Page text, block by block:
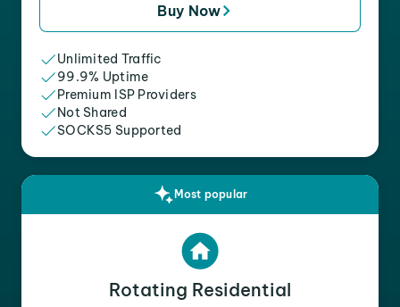
Buy Now
Unlimited Traffic
99.9% Uptime
Premium ISP Providers
Not Shared
SOCKS5 Supported
Most popular
Rotating Residential